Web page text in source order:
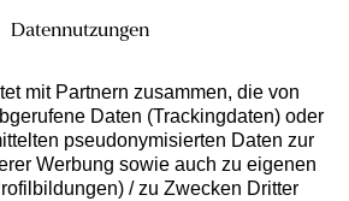
Datennutzungen
mit Partnern zusammen, die von
Daten (Trackingdaten) oder
pseudonymisierten Daten zur
Werbung sowie auch zu eigenen
/ zu Zwecken Dritter